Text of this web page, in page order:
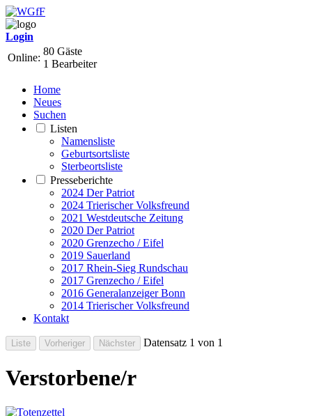
Login
Online:
80 Gäste
1 Bearbeiter
Home
Neues
Suchen
Listen
Namensliste
Geburtsortsliste
Sterbeortsliste
Presseberichte
2024 Der Patriot
2024 Trierischer Volksfreund
2021 Westdeutsche Zeitung
2020 Der Patriot
2020 Grenzecho / Eifel
2019 Sauerland
2017 Rhein-Sieg Rundschau
2017 Grenzecho / Eifel
2016 Generalanzeiger Bonn
2014 Trierischer Volksfreund
Kontakt
Datensatz 1 von 1
Verstorbene/r